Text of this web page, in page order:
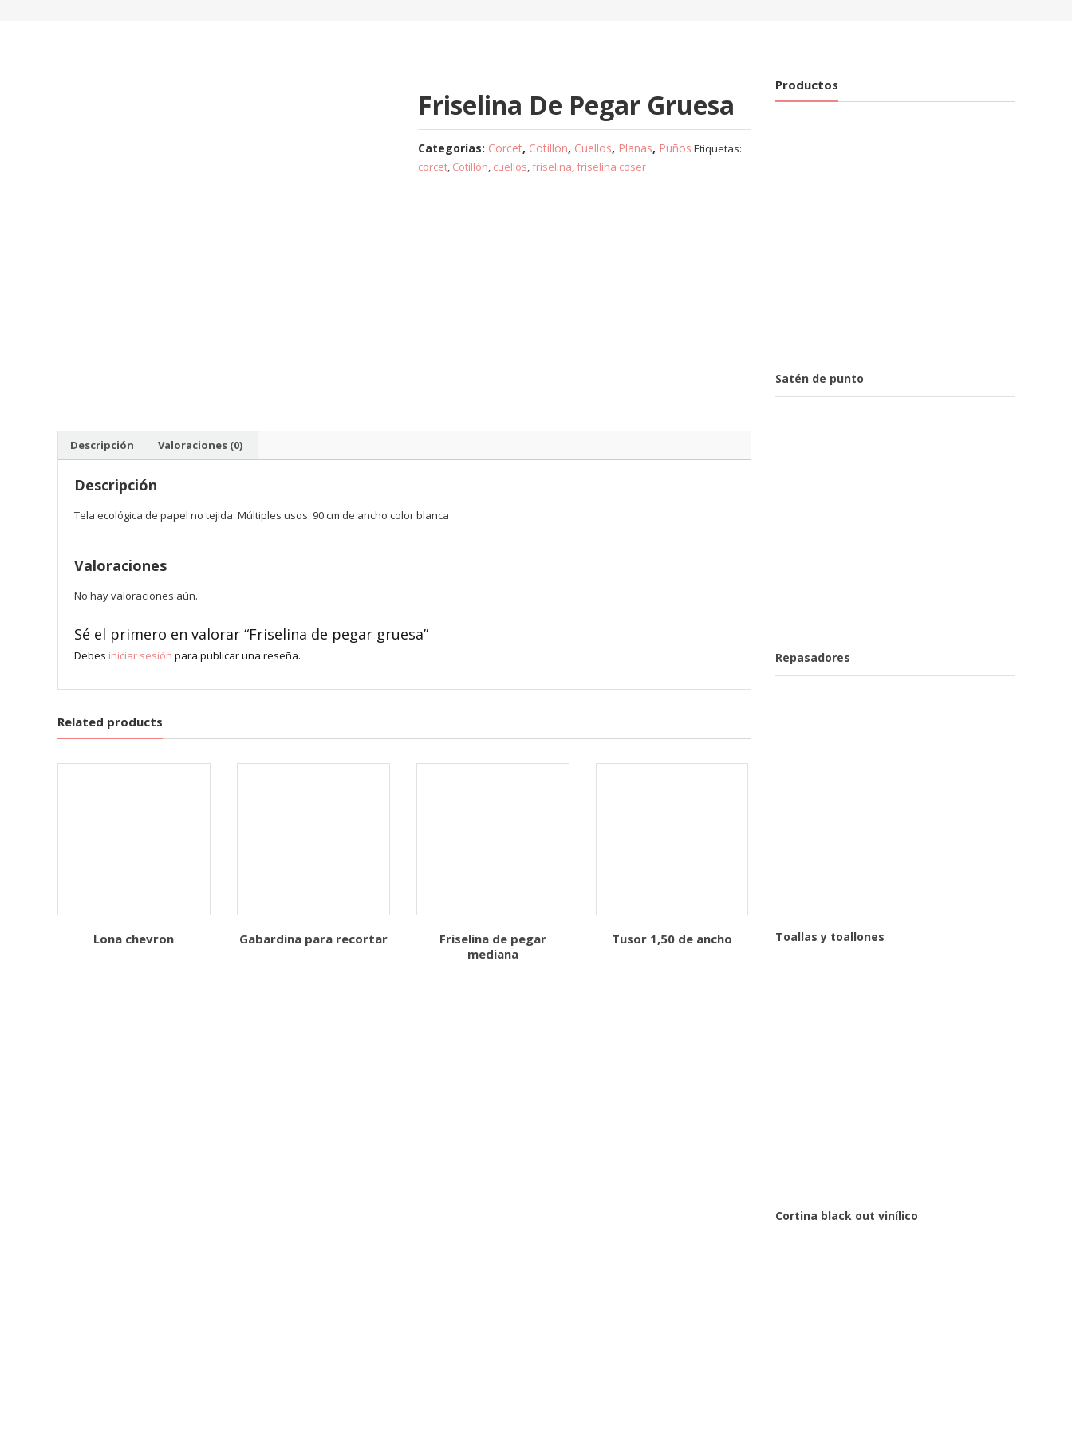
Friselina De Pegar Gruesa
Categorías: Corcet, Cotillón, Cuellos, Planas, Puños Etiquetas:
corcet, Cotillón, cuellos,friselina,friselina coser
Descripción Valoraciones (0)
Descripción
Tela ecológica de papel no tejida. Múltiples usos. 90 cm de ancho color blanca
Valoraciones
No hay valoraciones aún.
Sé el primero en valorar “Friselina de pegar gruesa”
Debes iniciar sesión para publicar una reseña.
Related products
Lona chevron Gabardina para recortar
Friselina de pegar
mediana
Tusor 1,50 de ancho
Productos
Satén de punto
Repasadores
Toallas y toallones
Cortina black out vinílico